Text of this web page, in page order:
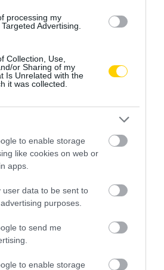
processing my
Advertising.
Collection, Use,
or Sharing of my
Is Unrelated with the
it was collected.
to enable storage
like cookies on web or
apps.
user data to be sent to
purposes.
to send me
to enable storage